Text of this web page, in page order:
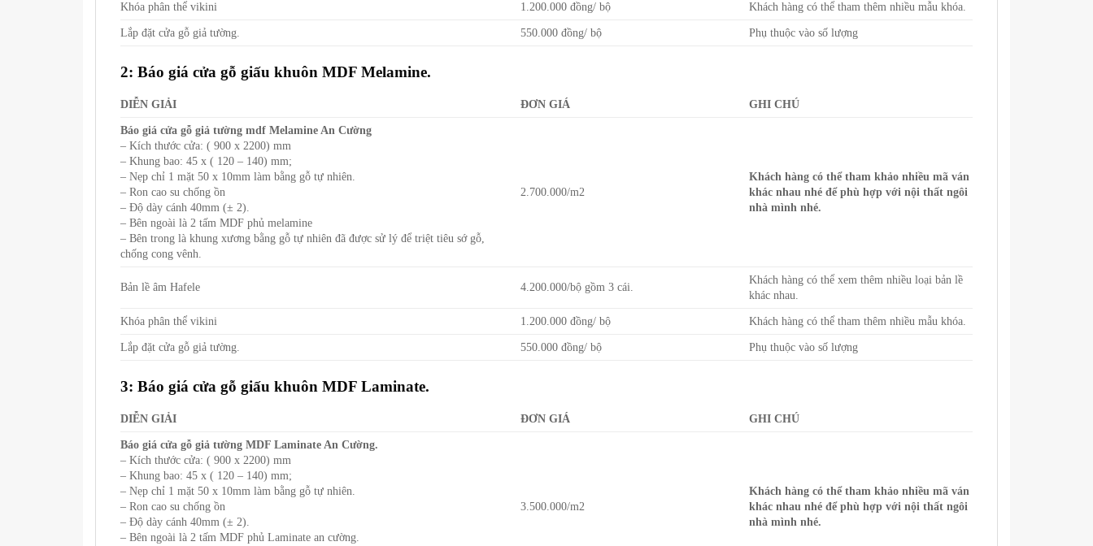
Khóa phân thể vikini 1.200.000 đồng/ bộ Khách hàng có thể tham thêm nhiều mẫu khóa.
Lắp đặt cửa gỗ giả tường. 550.000 đồng/ bộ Phụ thuộc vào số lượng
2: Báo giá cửa gỗ giấu khuôn MDF Melamine.
DIỄN GIẢI ĐƠN GIÁ GHI CHÚ
Báo giá cửa gỗ giả tường mdf Melamine An Cường
– Kích thước cửa: ( 900 x 2200) mm
– Khung bao: 45 x ( 120 – 140) mm;
– Nẹp chỉ 1 mặt 50 x 10mm làm bằng gỗ tự nhiên.
– Ron cao su chống ồn
– Độ dày cánh 40mm (± 2).
– Bên ngoài là 2 tấm MDF phủ melamine
– Bên trong là khung xương bằng gỗ tự nhiên đã được sử lý để triệt tiêu sớ gỗ,
chống cong vênh.
2.700.000/m2
Khách hàng có thể tham khảo nhiều mã ván
khác nhau nhé để phù hợp với nội thất ngôi
nhà mình nhé.
Bản lề âm Hafele 4.200.000/bộ gồm 3 cái.
Khách hàng có thể xem thêm nhiều loại bản lề
khác nhau.
Khóa phân thể vikini 1.200.000 đồng/ bộ Khách hàng có thể tham thêm nhiều mẫu khóa.
Lắp đặt cửa gỗ giả tường. 550.000 đồng/ bộ Phụ thuộc vào số lượng
3: Báo giá cửa gỗ giấu khuôn MDF Laminate.
DIỄN GIẢI ĐƠN GIÁ GHI CHÚ
Báo giá cửa gỗ giả tường MDF Laminate An Cường.
– Kích thước cửa: ( 900 x 2200) mm
– Khung bao: 45 x ( 120 – 140) mm;
– Nẹp chỉ 1 mặt 50 x 10mm làm bằng gỗ tự nhiên.
– Ron cao su chống ồn
– Độ dày cánh 40mm (± 2).
– Bên ngoài là 2 tấm MDF phủ Laminate an cường.
3.500.000/m2
Khách hàng có thể tham khảo nhiều mã ván
khác nhau nhé để phù hợp với nội thất ngôi
nhà mình nhé.